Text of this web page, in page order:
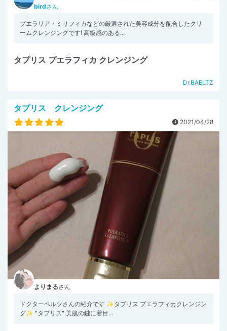
birdさん
プエラリア・ミリフィカなどの厳選された美容成分を配合したクリ
ームクレンジングです! 高級感のある...
タプリス プエラフィカ クレンジング
Dr.BAELTZ
タプリス クレンジング
2021/04/28
よりまるさん
ドクターベルツさんの紹介です ✨タプリス プエラフィカクレンジン
グ✨ "タプリス" 美肌の鍵に着目...